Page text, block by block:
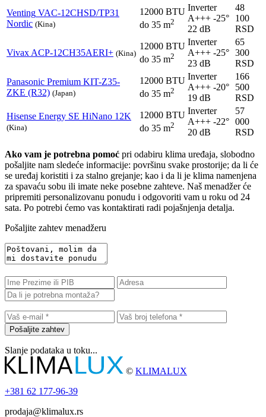
Venting VAC-12CHSD/TP31
Nordic (Kina)
12000 BTU
do 35 m2
Inverter
A+++ -25°
22 dB
48
100
RSD
Vivax ACP-12CH35AERI+ (Kina)
12000 BTU
do 35 m2
Inverter
A+++ -25°
23 dB
65
300
RSD
Panasonic Premium KIT-Z35-
ZKE (R32) (Japan)
12000 BTU
do 35 m2
Inverter
A+++ -20°
19 dB
166
500
RSD
Hisense Energy SE HiNano 12K
(Kina)
12000 BTU
do 35 m2
Inverter
A+++ -22°
20 dB
57
000
RSD
Ako vam je potrebna pomoć pri odabiru klima uređaja, slobodno
pošaljite nam sledeće informacije: površinu svake prostorije; da li će
se uređaj koristiti i za stalno grejanje; kao i da li je klima namenjena
za spavaću sobu ili imate neke posebne zahteve. Naš menadžer će
pripremiti personalizovanu ponudu i odgovoriti vam u roku od 24
sata. Po potrebi ćemo vas kontaktirati radi pojašnjenja detalja.
Pošaljite zahtev menadžeru
Pošaljite zahtev
Slanje podataka u toku...
© KLIMALUX
+381 62 177-96-39
prodaja@klimalux.rs